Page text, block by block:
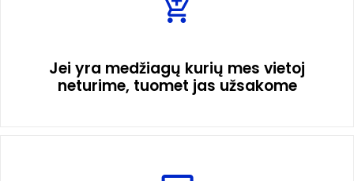
Jei yra medžiagų kurių mes vietoj
neturime, tuomet jas užsakome